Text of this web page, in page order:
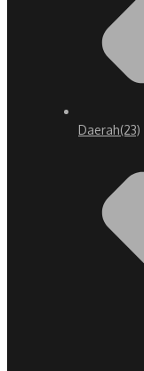
Daerah(23)